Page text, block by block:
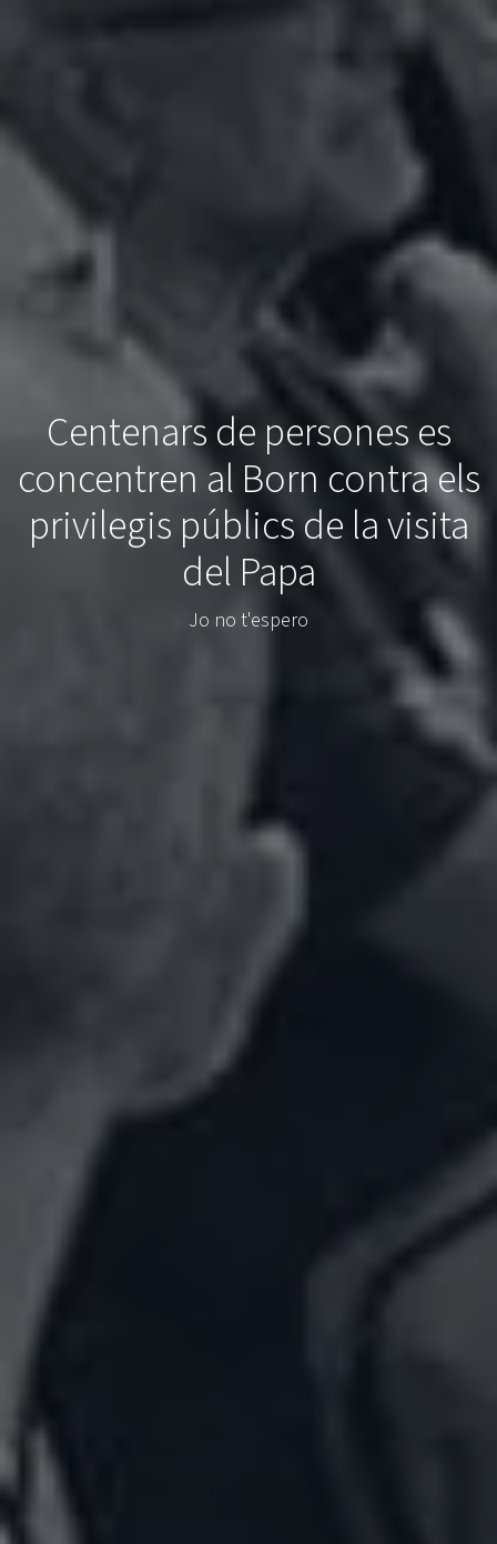
Centenars de persones es
concentren al Born contra els
privilegis públics de la visita
del Papa
Jo no t'espero